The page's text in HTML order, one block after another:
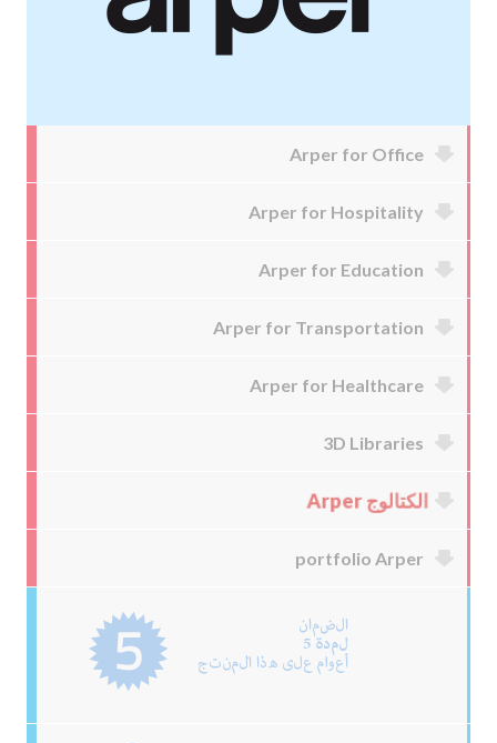
Arper for Office
Arper for Hospitality
Arper for Education
Arper for Transportation
Arper for Healthcare
3D Libraries
الكتالوج Arper
portfolio Arper